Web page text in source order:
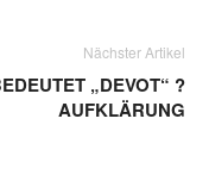
Nächster Artikel
„DEVOT“ ?
AUFKLÄRUNG